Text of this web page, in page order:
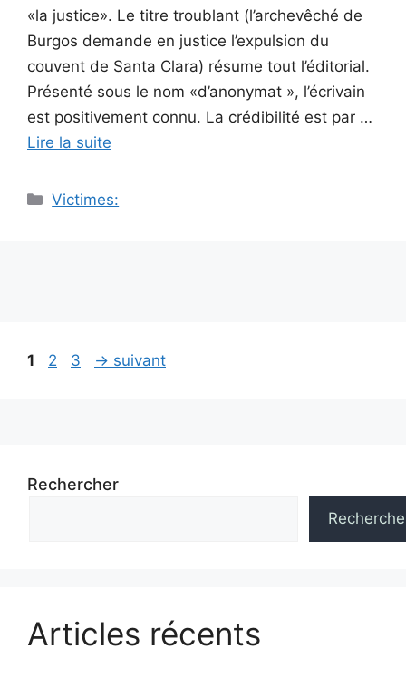
«la justice». Le titre troublant (l’archevêché de
Burgos demande en justice l’expulsion du
couvent de Santa Clara) résume tout l’éditorial.
Présenté sous le nom «d’anonymat », l’écrivain
est positivement connu. La crédibilité est par …
Lire la suite
Catégories
Victimes:
Navigation
Page
1 Page
2 Page
3 → suivant
Rechercher
Articles récents